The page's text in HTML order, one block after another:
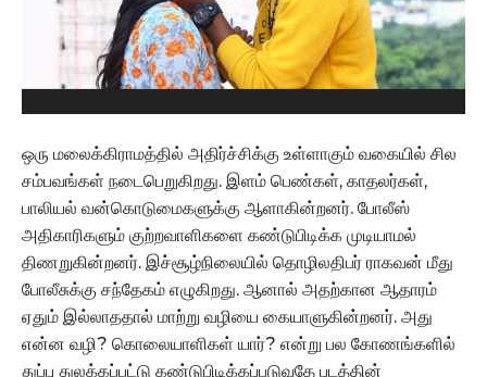
ஒரு மலைக்கிராமத்தில் அதிர்ச்சிக்கு உள்ளாகும் வகையில் சில
சம்பவங்கள் நடைபெறுகிறது. இளம் பெண்கள், காதலர்கள்,
பாலியல் வன்கொடுமைகளுக்கு ஆளாகின்றனர். போலீஸ்
அதிகாரிகளும் குற்றவாளிகளை கண்டுபிடிக்க முடியாமல்
திணறுகின்றனர். இச்சூழ்நிலையில் தொழிலதிபர் ராகவன் மீது
போலீசுக்கு சந்தேகம் எழுகிறது. ஆனால் அதற்கான ஆதாரம்
ஏதும் இல்லாததால் மாற்று வழியை கையாளுகின்றனர். அது
என்ன வழி? கொலையாளிகள் யார்? என்று பல கோணங்களில்
துப்பு துலக்கப்பட்டு கண்டுபிடிக்கப்படுவதே படத்தின்